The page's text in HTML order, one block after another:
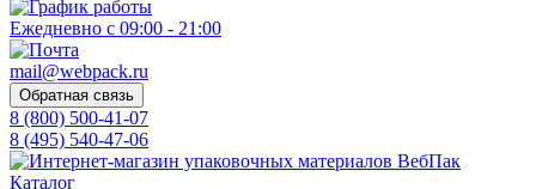
Ежедневно с 09:00 - 21:00
mail@webpack.ru
Обратная связь
8 (800) 500-41-07
8 (495) 540-47-06
Каталог